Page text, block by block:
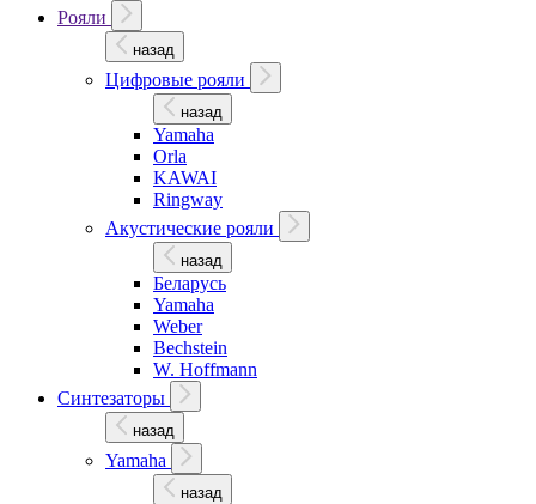
Рояли
назад
Цифровые рояли
назад
Yamaha
Orla
KAWAI
Ringway
Акустические рояли
назад
Беларусь
Yamaha
Weber
Bechstein
W. Hoffmann
Синтезаторы
назад
Yamaha
назад